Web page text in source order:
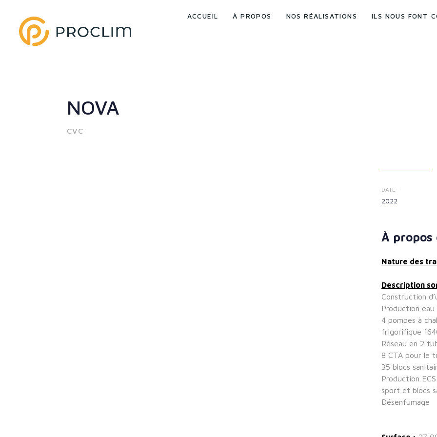
ACCUEIL À PROPOS NOS RÉALISATIONS ILS NOUS FONT
NOVA
CVC
DATE :
2022
À
Nature des
Description
Construction
Production eau
4 pompes à
frigorifique
Réseau en 2
8 CTA pour le
35 blocs
Production
sport et blocs
Désenfumage